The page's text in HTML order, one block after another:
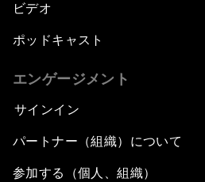
ビデオ
ポッドキャスト
エンゲージメント
サインイン
パートナー（組織）について
参加する（個人、組織）